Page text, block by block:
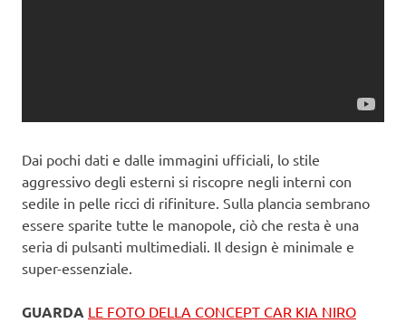
Dai pochi dati e dalle immagini ufficiali, lo stile
aggressivo degli esterni si riscopre negli interni con
sedile in pelle ricci di rifiniture. Sulla plancia sembrano
essere sparite tutte le manopole, ciò che resta è una
seria di pulsanti multimediali. Il design è minimale e
super-essenziale.
GUARDA LE FOTO DELLA CONCEPT CAR KIA NIRO